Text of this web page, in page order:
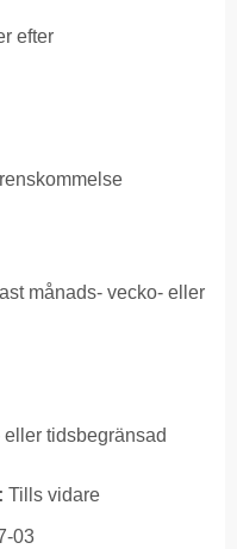
efter
månads- vecko- eller
tidsbegränsad
Tills vidare
03